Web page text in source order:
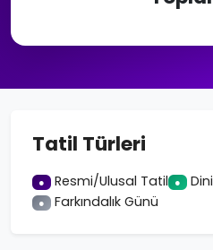
Tatil Türleri
● Resmi/Ulusal Tatil ● Dini
● Farkındalık Günü